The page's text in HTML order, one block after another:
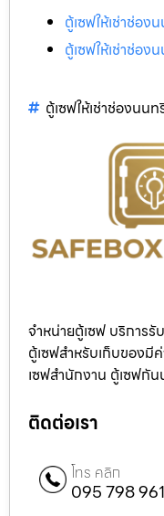
ตู้เซฟให้เช่าช่อง
ตู้เซฟให้เช่าช่อง
ตู้เซฟให้เช่าช่องนนท
จำหน่ายตู้เซฟ บริการ
ตู้เซฟสำหรับเก็บของมี
เซฟสำนักงาน ตู้เซฟกั
ติดต่อเรา
โทร คลิก
095 798